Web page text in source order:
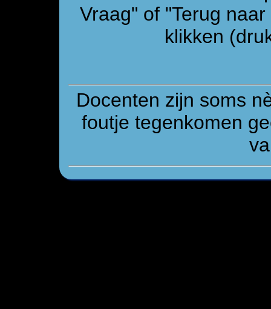
Vraag" of "Terug
klikken
Docenten zijn soms
foutje tegenkomen